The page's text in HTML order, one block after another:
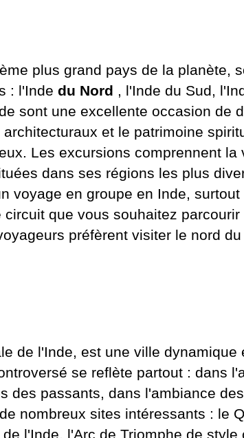
plus grand pays de la planète,
: l'Inde du Nord , l'Inde du Sud,
sont une excellente occasion de
et le patrimoine
Les excursions comprennent la
dans ses régions les plus
voyage en groupe en Inde, surtout
que vous souhaitez
préfèrent visiter le nord
de l'Inde, est une ville dynamique
se reflète partout : dans
des passants, dans l'ambiance
nombreux sites intéressants : le
l'Inde, l'Arc de Triomphe de style